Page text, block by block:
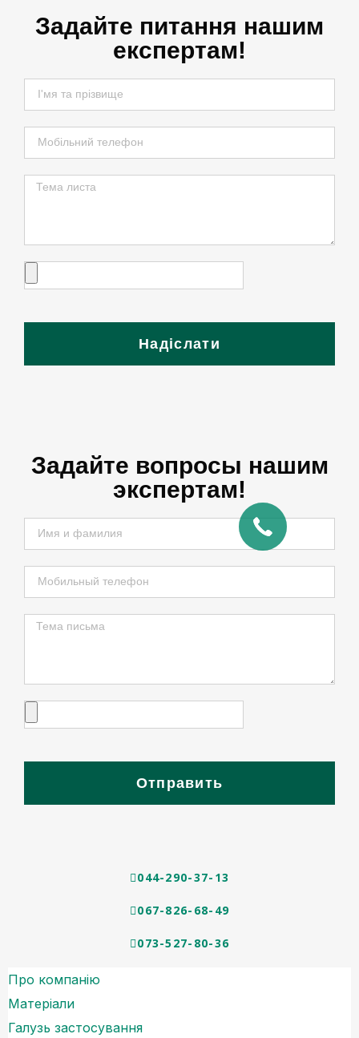
Задайте питання нашим
експертам!
Надіслати
Задайте вопросы нашим
экспертам!
Отправить
044-290-37-13
067-826-68-49
073-527-80-36
Про компанію
Матеріали
Галузь застосування